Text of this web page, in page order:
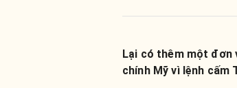
Lại có thêm một đơn
chính Mỹ vì lệnh cấm